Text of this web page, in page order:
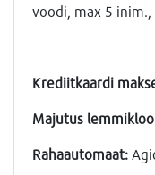
voodi, max 5
Krediitkaardi
Majutus
Rahaautomaat: